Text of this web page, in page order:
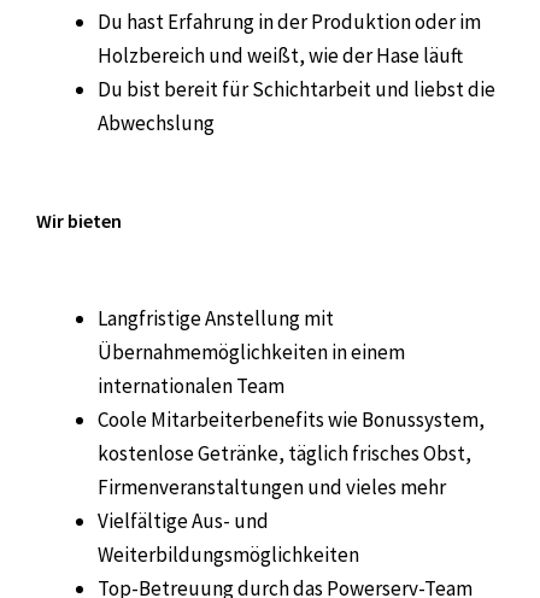
Du hast Erfahrung in der Produktion oder im
Holzbereich und weißt, wie der Hase läuft
Du bist bereit für Schichtarbeit und liebst die
Abwechslung
Wir bieten
Langfristige Anstellung mit
Übernahmemöglichkeiten in einem
internationalen Team
Coole Mitarbeiterbenefits wie Bonussystem,
kostenlose Getränke, täglich frisches Obst,
Firmenveranstaltungen und vieles mehr
Vielfältige Aus- und
Weiterbildungsmöglichkeiten
Top-Betreuung durch das Powerserv-Team